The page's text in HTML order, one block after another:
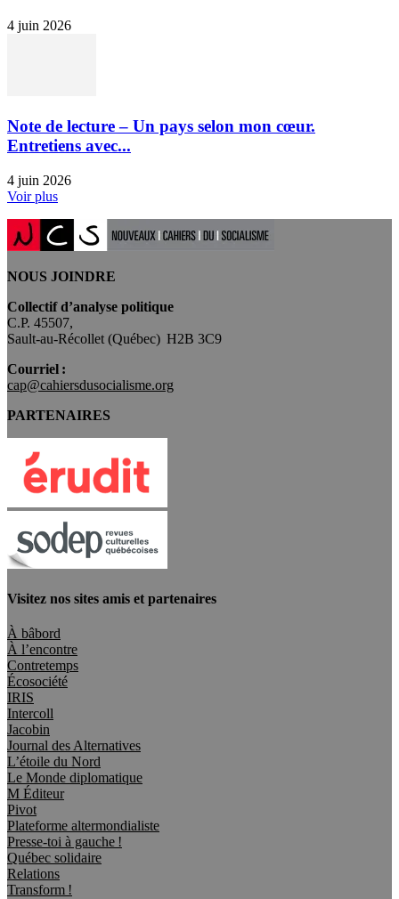
4 juin 2026
Note de lecture – Un pays selon mon cœur.
Entretiens avec...
4 juin 2026
Voir plus
NOUS JOINDRE
Collectif d’analyse politique
C.P. 45507,
Sault-au-Récollet (Québec) H2B 3C9
Courriel :
cap@cahiersdusocialisme.org
PARTENAIRES
Visitez nos sites amis et partenaires
À bâbord
À l’encontre
Contretemps
Écosociété
IRIS
Intercoll
Jacobin
Journal des Alternatives
L’étoile du Nord
Le Monde diplomatique
M Éditeur
Pivot
Plateforme altermondialiste
Presse-toi à gauche !
Québec solidaire
Relations
Transform !